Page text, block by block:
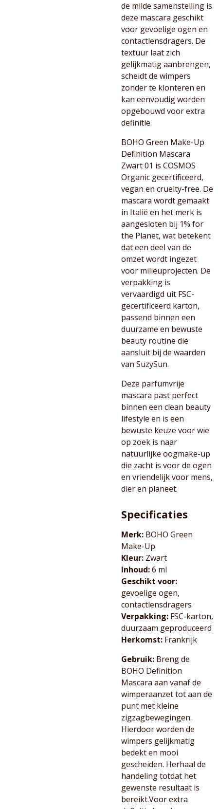
de milde samenstelling is
deze mascara geschikt
voor gevoelige ogen en
contactlensdragers. De
textuur laat zich
gelijkmatig aanbrengen,
scheidt de wimpers
zonder te klonteren en
kan eenvoudig worden
opgebouwd voor extra
definitie.
BOHO Green Make-Up
Definition Mascara
Zwart 01 is COSMOS
Organic gecertificeerd,
vegan en cruelty-free. De
mascara wordt gemaakt
in Italië en het merk is
aangesloten bij 1% for
the Planet, wat betekent
dat een deel van de
omzet wordt ingezet
voor milieuprojecten. De
verpakking is
vervaardigd uit FSC-
gecertificeerd karton,
passend binnen een
duurzame en bewuste
beauty routine die
aansluit bij de waarden
van SuzySun.
Deze parfumvrije
mascara past perfect
binnen een clean beauty
lifestyle en is een
bewuste keuze voor wie
op zoek is naar
natuurlijke oogmake-up
die zacht is voor de ogen
en vriendelijk voor mens,
dier en planeet.
Specificaties
Merk: BOHO Green
Make-Up
Kleur: Zwart
Inhoud:6 ml
Geschikt voor:
gevoelige ogen,
contactlensdragers
Verpakking: FSC-karton,
duurzaam geproduceerd
Herkomst: Frankrijk
Gebruik: Breng de
BOHO Definition
Mascara aan vanaf de
wimperaanzet tot aan de
punt met kleine
zigzagbewegingen.
Hierdoor worden de
wimpers gelijkmatig
bedekt en mooi
gescheiden. Herhaal de
handeling totdat het
gewenste resultaat is
bereikt.Voor extra